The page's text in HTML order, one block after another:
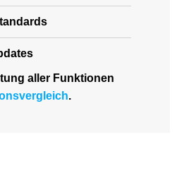
aller Funktionen
.